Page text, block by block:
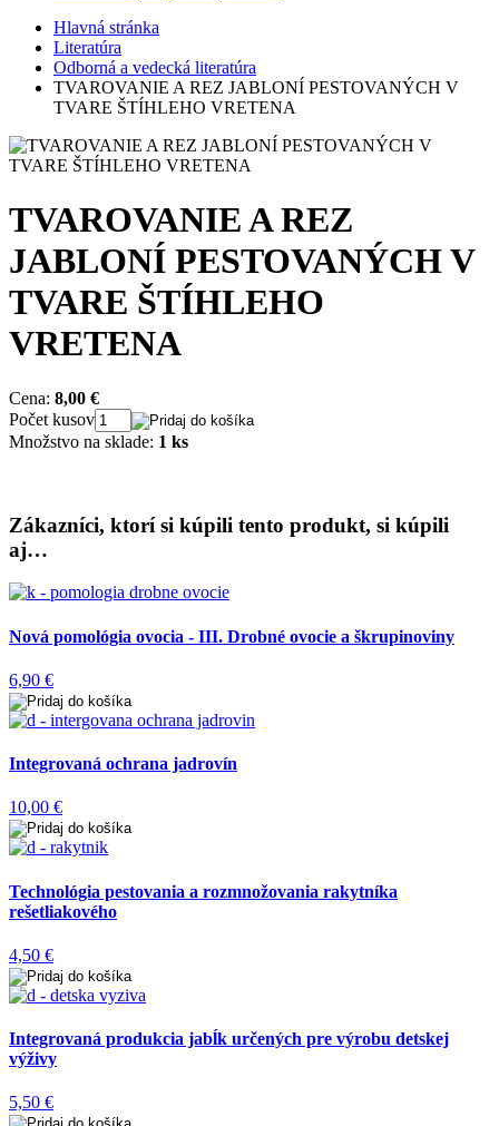
Hlavná stránka
Literatúra
Odborná a vedecká literatúra
TVAROVANIE A REZ JABLONÍ PESTOVANÝCH V
TVARE ŠTÍHLEHO VRETENA
TVAROVANIE A REZ
JABLONÍ PESTOVANÝCH V
TVARE ŠTÍHLEHO
VRETENA
Cena: 8,00 €
Počet kusov
Množstvo na sklade: 1 ks
Zákazníci, ktorí si kúpili tento produkt, si kúpili
aj…
Nová pomológia ovocia - III. Drobné ovocie a škrupinoviny
6,90 €
Integrovaná ochrana jadrovín
10,00 €
Technológia pestovania a rozmnožovania rakytníka
rešetliakového
4,50 €
Integrovaná produkcia jabĺk určených pre výrobu detskej
výživy
5,50 €